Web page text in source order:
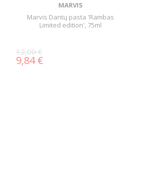
MARVIS
Marvis Dantų pasta 'Rambas
Limited edition', 75ml
12,00 €
9,84 €